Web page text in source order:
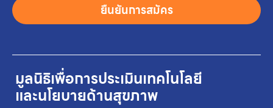
มูลนิธิเพื่อการประเมินเทคโนโลยี
และนโยบายด้านสุขภาพ
ยืนยันการสมัคร